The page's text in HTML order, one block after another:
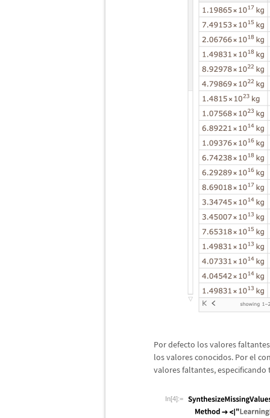
Por defecto los valores
los valores conocidos. Por el
valores faltantes, especificando
In[4]:=